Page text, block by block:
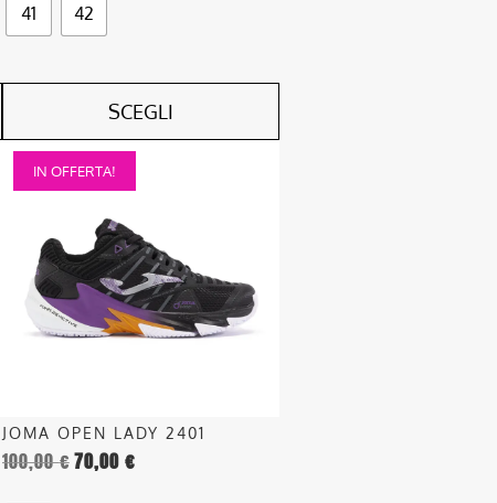
41 42
SCEGLI
IN OFFERTA!
JOMA OPEN LADY 2401
100,00€70,00 €
Questo
prodotto
varianti.
opzioni
possono
pagina
del